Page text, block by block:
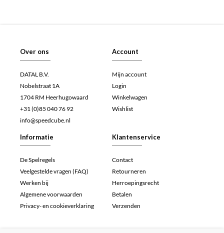
Over ons
DATAL B.V.
Nobelstraat 1A
1704 RM Heerhugowaard
+31 (0)85 040 76 92
info@speedcube.nl
Account
Mijn account
Login
Winkelwagen
Wishlist
Informatie
De Spelregels
Veelgestelde vragen (FAQ)
Werken bij
Algemene voorwaarden
Privacy- en cookieverklaring
Klantenservice
Contact
Retourneren
Herroepingsrecht
Betalen
Verzenden